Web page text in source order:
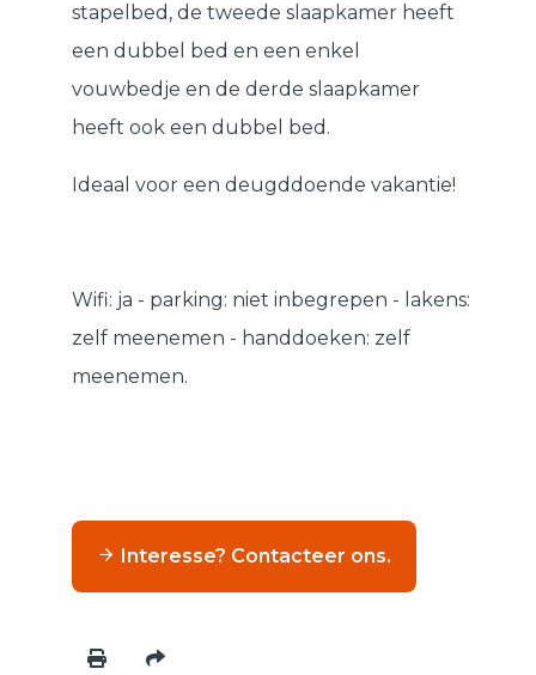
stapelbed, de tweede slaapkamer heeft
een dubbel bed en een enkel
vouwbedje en de derde slaapkamer
heeft ook een dubbel bed.
Ideaal voor een deugddoende vakantie!
Wifi: ja - parking: niet inbegrepen - lakens:
zelf meenemen - handdoeken: zelf
meenemen.
Interesse? Contacteer ons.